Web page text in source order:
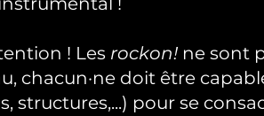
! Les rockon! ne sont
chacun·ne doit être
structures,...) pour se